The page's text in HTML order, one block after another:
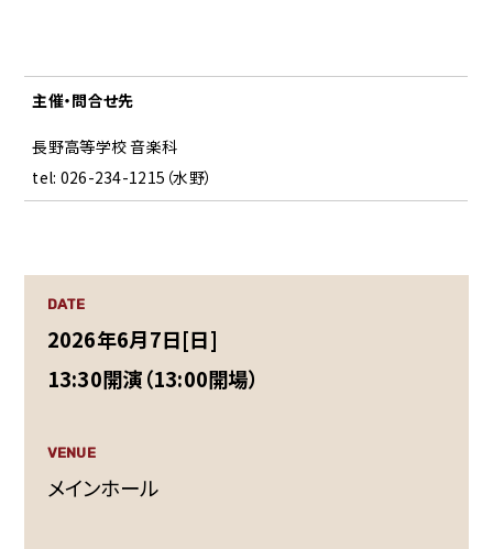
主催・問合せ先
長野高等学校 音楽科
tel: 026-234-1215（水野）
DATE
2026年6月7日[日]
13:30開演（13:00開場）
VENUE
メインホール